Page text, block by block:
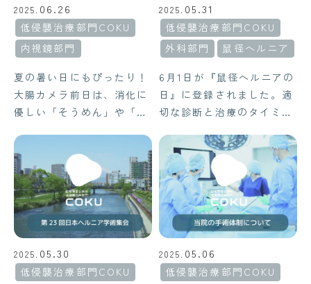
2025. 06.26
低侵襲治療部門COKU
内視鏡部門
夏の暑い日にもぴったり！
大腸カメラ前日は、消化に
優しい「そうめん」や「冷
チキンやゆで卵などOKな
具材と、ゴマ・野菜など
NG食材を詳しく紹介。内
視鏡技師資格を持つ看護師
監修の安心メニュー。
2025. 05.31
低侵襲治療部門COKU
外科部門
鼠径ヘルニア
6月1日が『鼠径ヘルニアの
日』に登録されました。適
切な診断と治療のタイミン
ればと思います。
2025. 05.30
低侵襲治療部門COKU
2025. 05.06
低侵襲治療部門COKU